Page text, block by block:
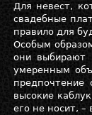
Для невест,
свадебные
правило для
Особым
они выбирают
умеренным
предпочтение
высокие
его не носит, –